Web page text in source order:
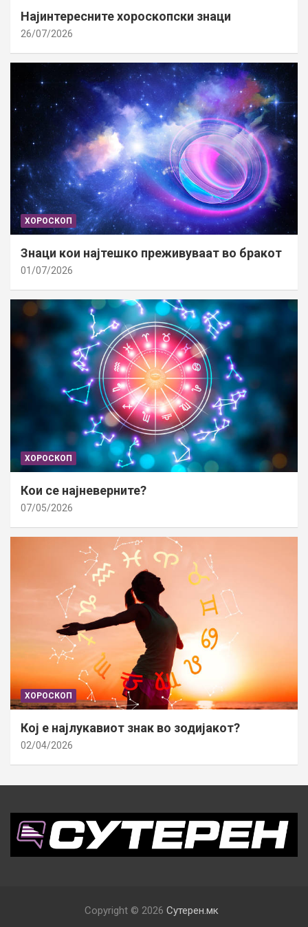
Најинтересните хороскопски знаци
26/07/2026
ХОРОСКОП
Знаци кои најтешко преживуваат во бракот
01/07/2026
ХОРОСКОП
Кои се најневерните?
07/05/2026
ХОРОСКОП
Кој е најлукавиот знак во зодијакот?
02/04/2026
Copyright © 2026 Сутерен.мк